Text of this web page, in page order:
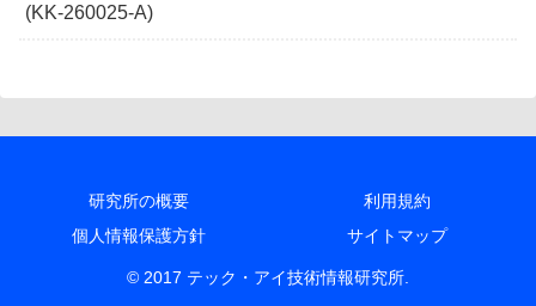
研究所の概要
利用規約
個人情報保護方針
サイトマップ
© 2017 テック・アイ技術情報研究所.